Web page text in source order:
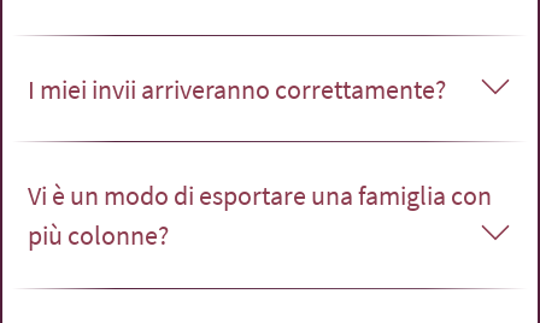
I miei invii arriveranno correttamente?
Vi è un modo di esportare una famiglia con
più colonne?